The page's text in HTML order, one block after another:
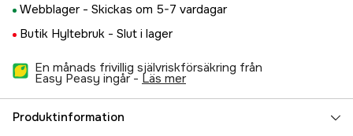
Webblager - Skickas om 5-7 vardagar
Butik Hyltebruk - Slut i lager
En månads frivillig självriskförsäkring från
Easy Peasy ingår - läs mer
Produktinformation